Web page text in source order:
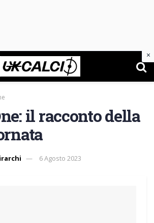
il racconto della
6 Agosto 2023
×